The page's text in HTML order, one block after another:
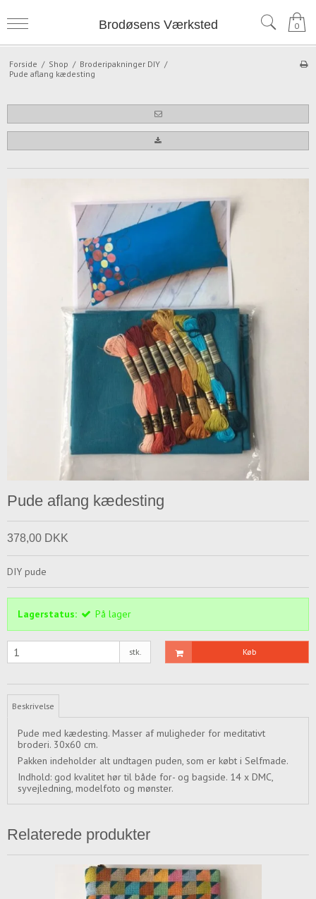
Brodøsens Værksted 0
Forside / Shop / Broderipakninger DIY /
Pude aflang kædesting
Pude aflang kædesting
378,00 DKK
DIY pude
Lagerstatus: På lager
stk. Køb
Beskrivelse
Pude med kædesting. Masser af muligheder for meditativt
broderi. 30x60 cm.
Pakken indeholder alt undtagen puden, som er købt i Selfmade.
Indhold: god kvalitet hør til både for- og bagside. 14 x DMC,
syvejledning, modelfoto og mønster.
Relaterede produkter